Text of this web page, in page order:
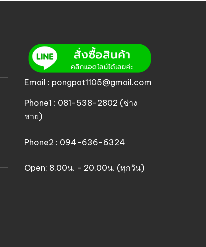
Email : pongpat1105@gmail.com
Phone1 : 081-538-2802 (ช่าง
ชาย)
Phone2 : 094-636-6324
Open: 8.00น. - 20.00น. (ทุกวัน)